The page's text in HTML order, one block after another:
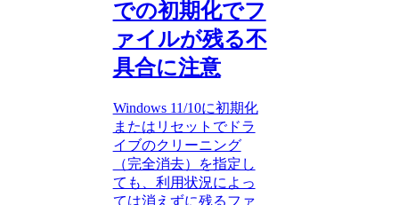
での初期化でフ
ァイルが残る不
具合に注意
Windows 11/10に初期化
またはリセットでドラ
イブのクリーニング
（完全消去）を指定し
ても、利用状況によっ
ては消えずに残るファ